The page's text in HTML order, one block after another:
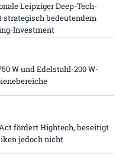
Leipziger Deep-Tech-
strategisch bedeutendem
Investment
W und Edelstahl-200 W-
fördert Hightech, beseitigt
jedoch nicht